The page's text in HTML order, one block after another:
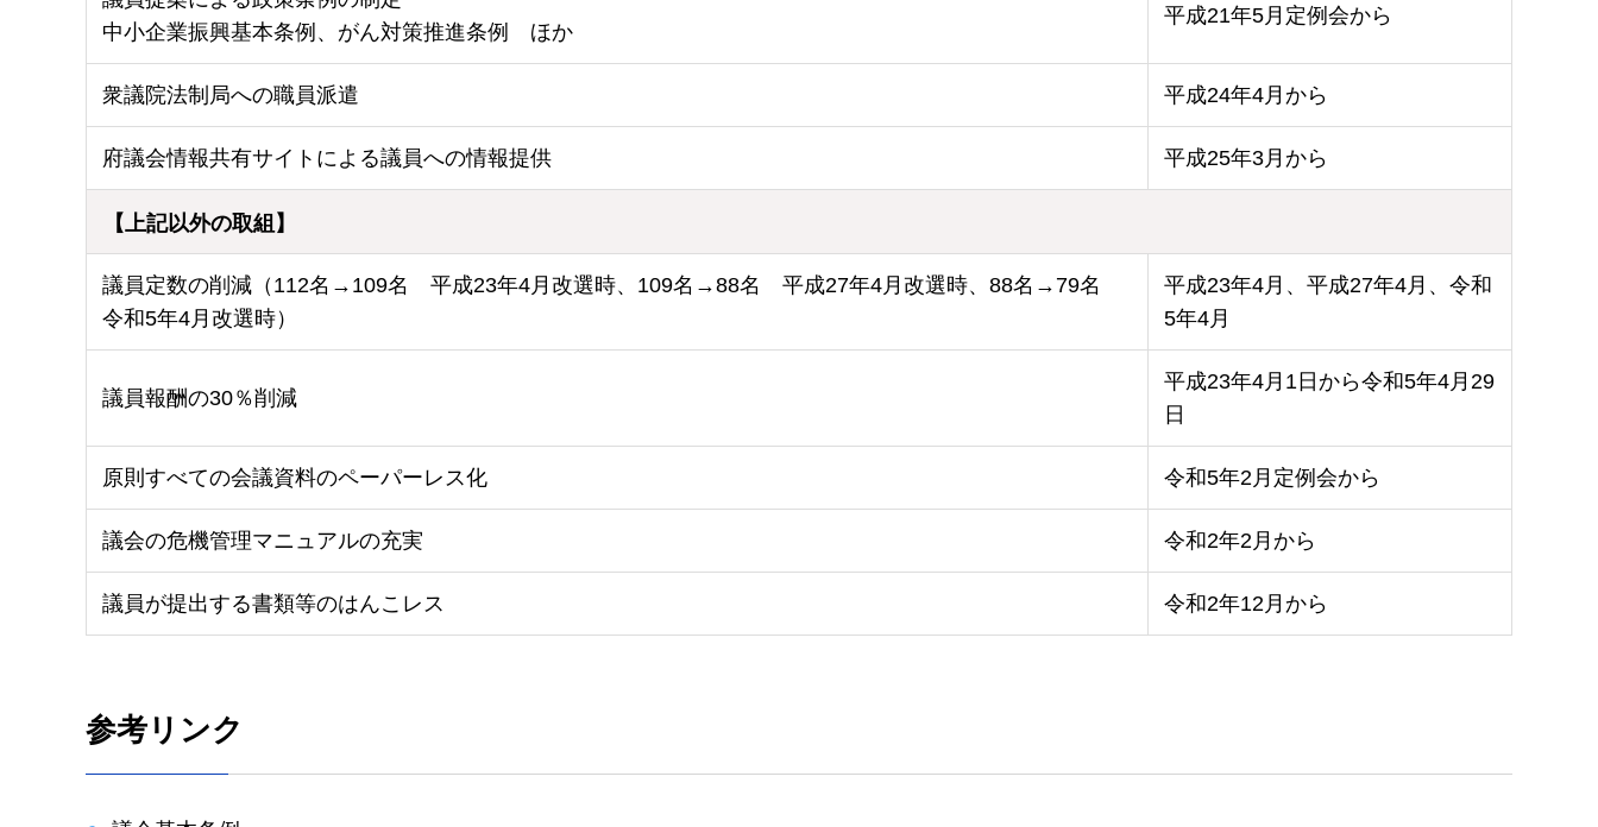
中小企業振興基本条例、がん対策推進条例 ほか
平成21年5月定例会から
衆議院法制局への職員派遣 平成24年4月から
府議会情報共有サイトによる議員への情報提供 平成25年3月から
【上記以外の取組】
議員定数の削減（112名→109名 平成23年4月改選時、109名→88名 平成27年4月改選時、88名→79名
令和5年4月改選時）
平成23年4月、平成27年4月、令和
5年4月
議員報酬の30％削減
平成23年4月1日から令和5年4月29
日
原則すべての会議資料のペーパーレス化 令和5年2月定例会から
議会の危機管理マニュアルの充実 令和2年2月から
議員が提出する書類等のはんこレス 令和2年12月から
参考リンク